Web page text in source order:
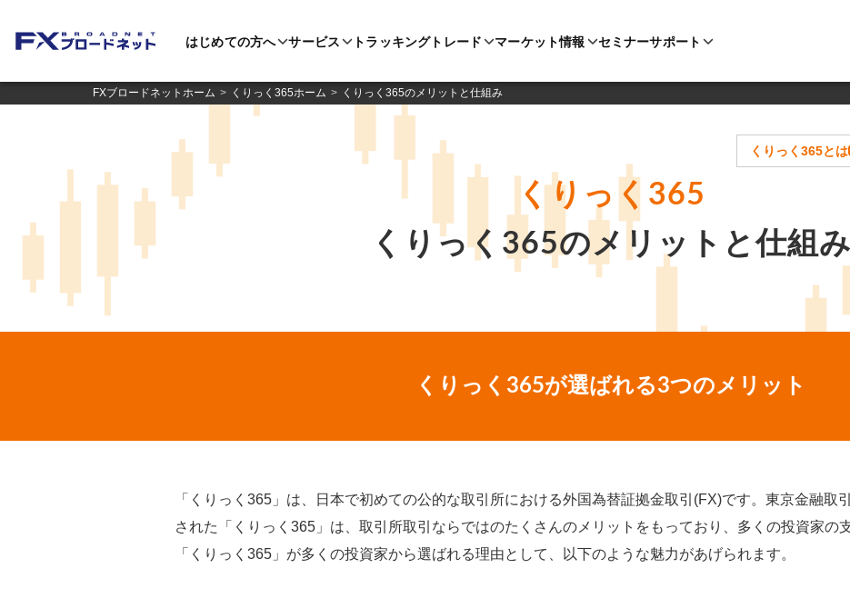
はじめての方へ サービス トラッキングトレード マーケット情報 セミナーサポート
FXブロードネットホーム くりっく365ホーム くりっく365のメリットと仕組み
くりっく365
くりっく365のメリットと仕組
くりっく365とは
くりっく365が選ばれる3つのメリット
「くりっく365」は、日本で初めての公的な取引所における外国為替証拠金取引(FX)です。東京金融取
された「くりっく365」は、取引所取引ならではのたくさんのメリットをもっており、多くの投資家の
「くりっく365」が多くの投資家から選ばれる理由として、以下のような魅力があげられます。